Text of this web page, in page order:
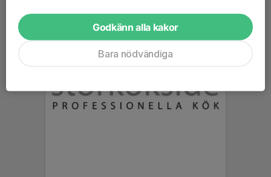
Godkänn alla kakor
Bara nödvändiga